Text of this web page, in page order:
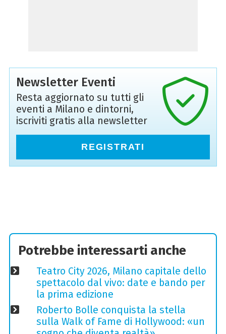
Newsletter Eventi
Resta aggiornato su tutti gli
eventi a Milano e dintorni,
iscriviti gratis alla newsletter
REGISTRATI
Potrebbe interessarti anche
Teatro City 2026, Milano capitale dello
spettacolo dal vivo: date e bando per
la prima edizione
Roberto Bolle conquista la stella
sulla Walk of Fame di Hollywood: «un